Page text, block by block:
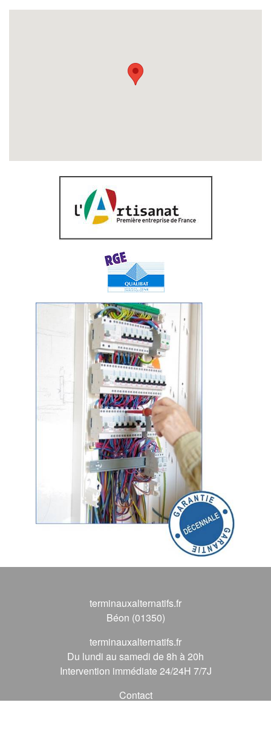
terminauxalternatifs.fr
Béon (01350)
terminauxalternatifs.fr
Du lundi au samedi de 8h à 20h
Intervention immédiate 24/24H 7/7J
Contact